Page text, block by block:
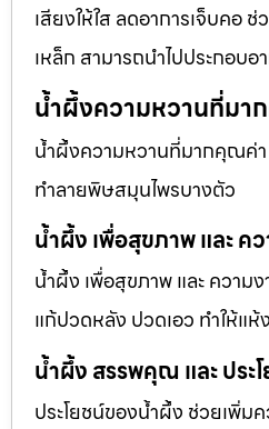
เสียงให้ใส ลดอาการเจ็บคอ
เหล็ก สามารถนำไปประกอบ
น้ำผึ้งความหวานที่มา
น้ำผึ้งความหวานที่มากคุณค่า
ทำลายพิษสมุนไพรบางตัว
น้ำผึ้ง เพื่อสุขภาพ และ ค
น้ำผึ้ง เพื่อสุขภาพ และ ควา
แก้ปวดหลัง ปวดเอว ทำให้แ
น้ำผึ้ง สรรพคุณ และ ประ
ประโยชน์ของน้ำผึ้ง ช่วยเพิ่